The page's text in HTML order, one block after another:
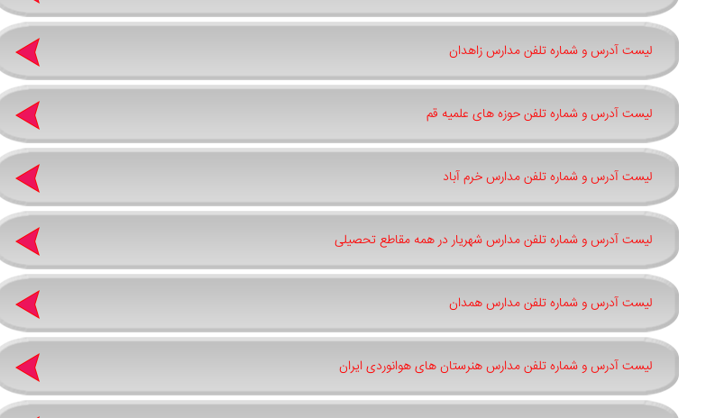
لیست آدرس و شماره تلفن مدارس زاهدان
لیست آدرس و شماره تلفن حوزه های علمیه قم
لیست آدرس و شماره تلفن مدارس خرم آباد
لیست آدرس و شماره تلفن مدارس شهریار در همه مقاطع تحصیلی
لیست آدرس و شماره تلفن مدارس همدان
لیست آدرس و شماره تلفن مدارس هنرستان های هوانوردی ایران